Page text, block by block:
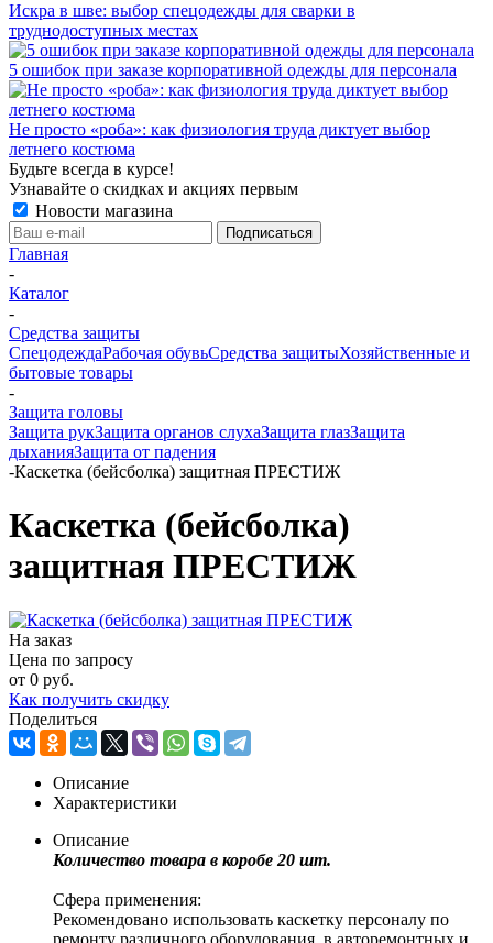
Искра в шве: выбор спецодежды для сварки в
труднодоступных местах
5 ошибок при заказе корпоративной одежды для персонала
Не просто «роба»: как физиология труда диктует выбор
летнего костюма
Будьте всегда в курсе!
Узнавайте о скидках и акциях первым
Новости магазина
Главная
-
Каталог
-
Средства защиты
СпецодеждаРабочая обувьСредства защитыХозяйственные и
бытовые товары
-
Защита головы
Защита рукЗащита органов слухаЗащита глазЗащита
дыханияЗащита от падения
-Каскетка (бейсболка) защитная ПРЕСТИЖ
Каскетка (бейсболка)
защитная ПРЕСТИЖ
На заказ
Цена по запросу
от 0 руб.
Как получить скидку
Поделиться
Описание
Характеристики
Описание
Количество товара в коробе 20 шт.
Сфера применения:
Рекомендовано использовать каскетку персоналу по
ремонту различного оборудования, в авторемонтных и